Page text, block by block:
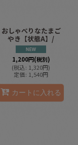
おしゃべりなたまご
やき【状態A】/
1,200円(税別)
(税込: 1,320円)
定価: 1,540円
カートに入れる